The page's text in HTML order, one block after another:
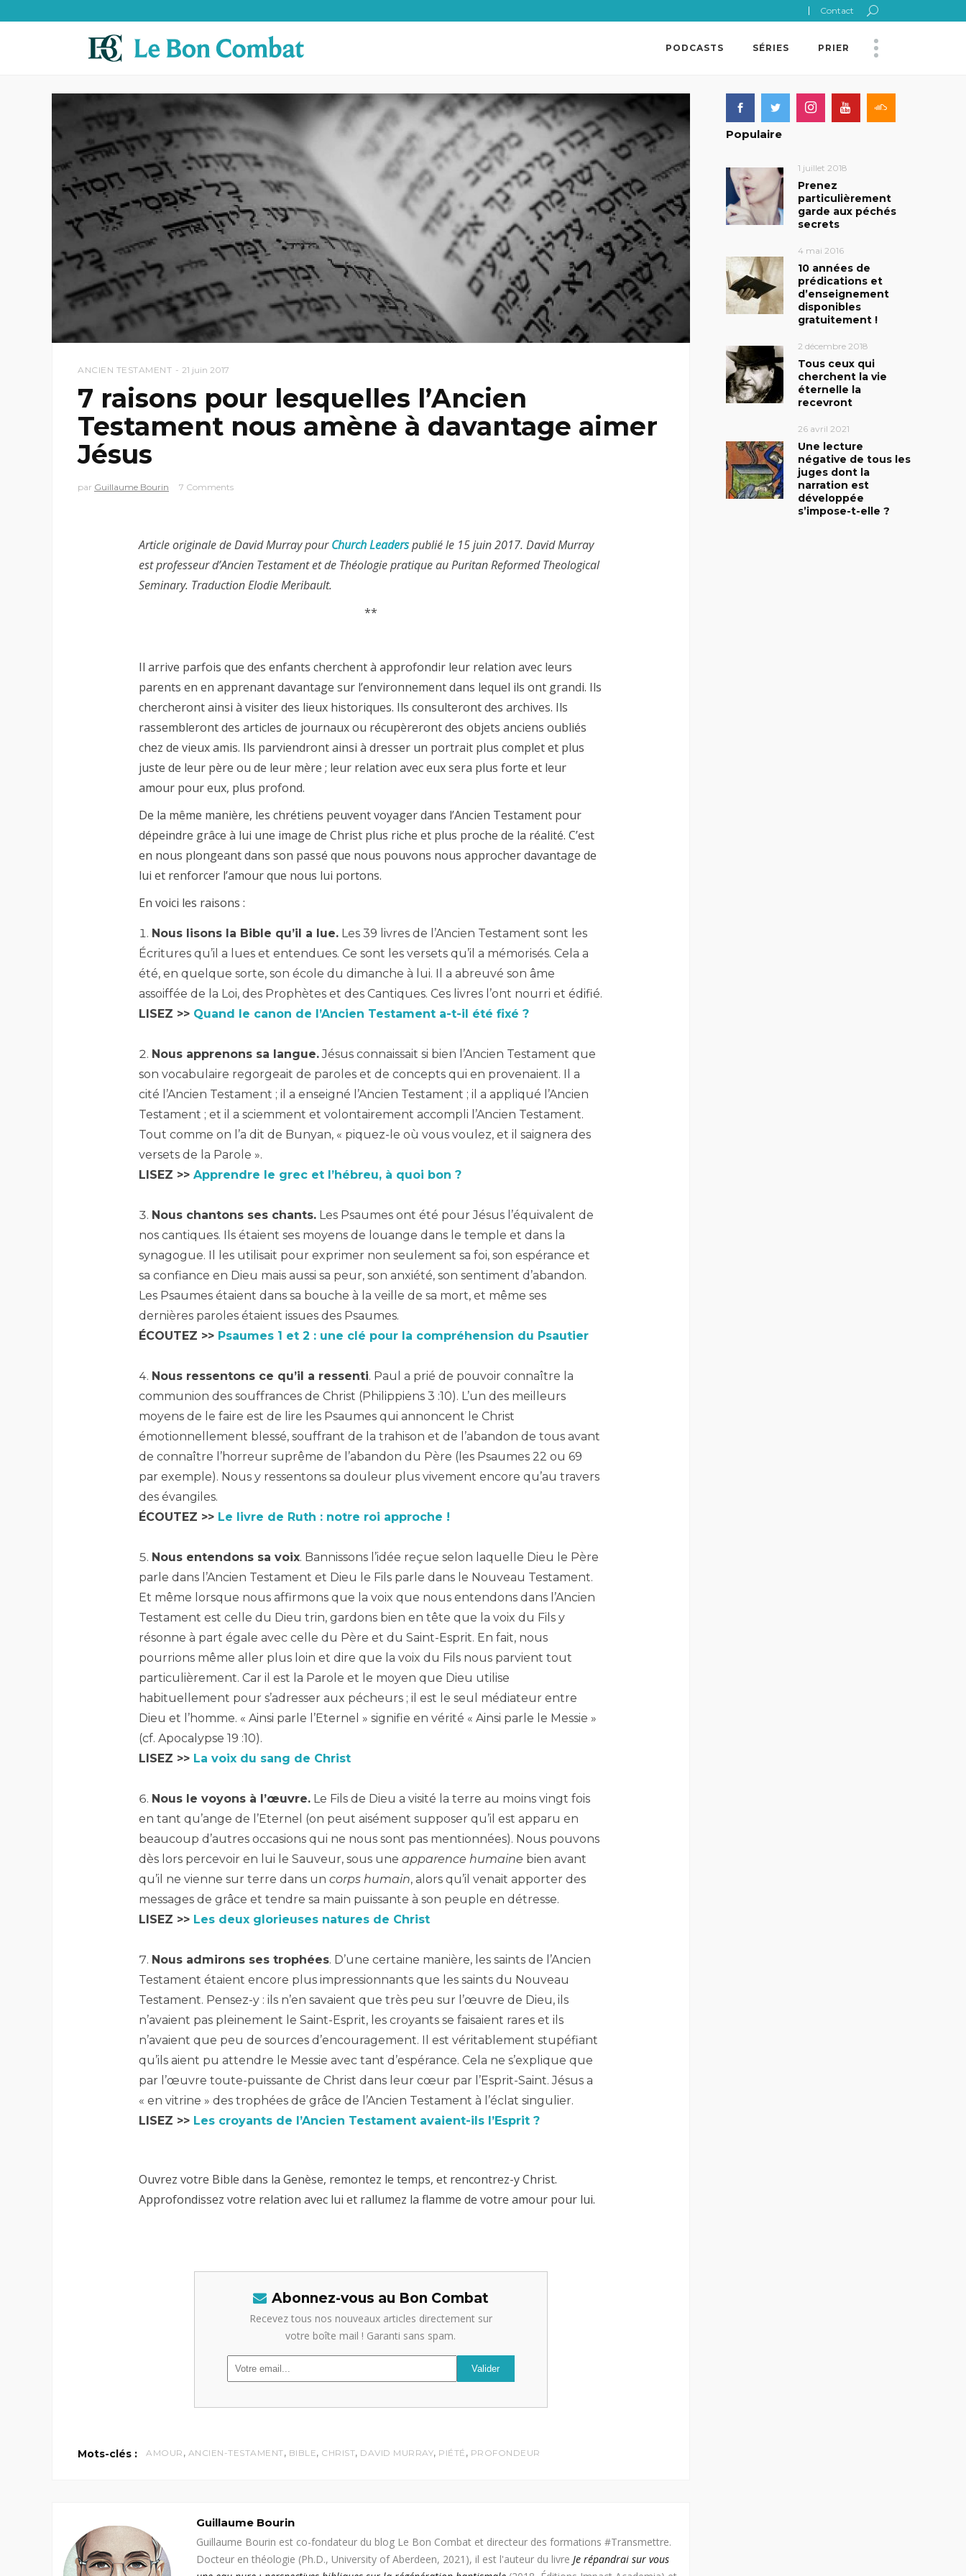
Contact
PODCASTS SÉRIES PRIER
ANCIEN TESTAMENT 21 juin 2017
7 raisons pour lesquelles l’Ancien
Testament nous amène à davantage aimer
Jésus
par Guillaume Bourin 7 Comments
Article originale de David Murray pourChurch Leaderspublié le 15 juin 2017. David Murray
est professeur d’Ancien Testament et de Théologie pratique au Puritan Reformed Theological
Seminary. Traduction Elodie Meribault.
**
Il arrive parfois que des enfants cherchent à approfondir leur relation avec leurs
parents en en apprenant davantage sur l’environnement dans lequel ils ont grandi. Ils
chercheront ainsi à visiter des lieux historiques. Ils consulteront des archives. Ils
rassembleront des articles de journaux ou récupèreront des objets anciens oubliés
chez de vieux amis. Ils parviendront ainsi à dresser un portrait plus complet et plus
juste de leur père ou de leur mère ; leur relation avec eux sera plus forte et leur
amour pour eux, plus profond.
De la même manière, les chrétiens peuvent voyager dans l’Ancien Testament pour
dépeindre grâce à lui une image de Christ plus riche et plus proche de la réalité. C’est
en nous plongeant dans son passé que nous pouvons nous approcher davantage de
lui et renforcer l’amour que nous lui portons.
En voici les raisons :
Nous lisons la Bible qu’il a lue. Les 39 livres de l’Ancien Testament sont les
Écritures qu’il a lues et entendues. Ce sont les versets qu’il a mémorisés. Cela a
été, en quelque sorte, son école du dimanche à lui. Il a abreuvé son âme
assoiffée de la Loi, des Prophètes et des Cantiques. Ces livres l’ont nourri et édifié.
LISEZ >> Quand le canon de l’Ancien Testament a-t-il été fixé ?
Nous apprenons sa langue.Jésus connaissait si bien l’Ancien Testament que
son vocabulaire regorgeait de paroles et de concepts qui en provenaient. Il a
cité l’Ancien Testament ; il a enseigné l’Ancien Testament ; il a appliqué l’Ancien
Testament ; et il a sciemment et volontairement accompli l’Ancien Testament.
Tout comme on l’a dit de Bunyan, « piquez-le où vous voulez, et il saignera des
versets de la Parole ».
LISEZ >> Apprendre le grec et l’hébreu, à quoi bon ?
Nous chantons ses chants. Les Psaumes ont été pour Jésus l’équivalent de
nos cantiques. Ils étaient ses moyens de louange dans le temple et dans la
synagogue. Il les utilisait pour exprimer non seulement sa foi, son espérance et
sa confiance en Dieu mais aussi sa peur, son anxiété, son sentiment d’abandon.
Les Psaumes étaient dans sa bouche à la veille de sa mort, et même ses
dernières paroles étaient issues des Psaumes.
ÉCOUTEZ >> Psaumes 1 et 2 : une clé pour la compréhension du Psautier
Nous ressentons ce qu’il a ressenti. Paul a prié de pouvoir connaître la
communion des souffrances de Christ (Philippiens 3 :10). L’un des meilleurs
moyens de le faire est de lire les Psaumes qui annoncent le Christ
émotionnellement blessé, souffrant de la trahison et de l’abandon de tous avant
de connaître l’horreur suprême de l’abandon du Père (les Psaumes 22 ou 69
par exemple). Nous y ressentons sa douleur plus vivement encore qu’au travers
des évangiles.
ÉCOUTEZ >> Le livre de Ruth : notre roi approche !
Nous entendons sa voix. Bannissons l’idée reçue selon laquelle Dieu le Père
parle dans l’Ancien Testament et Dieu le Fils parle dans le Nouveau Testament.
Et même lorsque nous affirmons que la voix que nous entendons dans l’Ancien
Testament est celle du Dieu trin, gardons bien en tête que la voix du Fils y
résonne à part égale avec celle du Père et du Saint-Esprit. En fait, nous
pourrions même aller plus loin et dire que la voix du Fils nous parvient tout
particulièrement. Car il est la Parole et le moyen que Dieu utilise
habituellement pour s’adresser aux pécheurs ; il est le seul médiateur entre
Dieu et l’homme. « Ainsi parle l’Eternel » signifie en vérité « Ainsi parle le Messie »
(cf. Apocalypse 19 :10).
LISEZ >> La voix du sang de Christ
Nous le voyons à l’œuvre. Le Fils de Dieu a visité la terre au moins vingt fois
en tant qu’ange de l’Eternel (on peut aisément supposer qu’il est apparu en
beaucoup d’autres occasions qui ne nous sont pas mentionnées). Nous pouvons
dès lors percevoir en lui le Sauveur, sous une apparence humaine bien avant
qu’il ne vienne sur terre dans un corps humain, alors qu’il venait apporter des
messages de grâce et tendre sa main puissante à son peuple en détresse.
LISEZ >> Les deux glorieuses natures de Christ
Nous admirons ses trophées. D’une certaine manière, les saints de l’Ancien
Testament étaient encore plus impressionnants que les saints du Nouveau
Testament. Pensez-y : ils n’en savaient que très peu sur l’œuvre de Dieu, ils
n’avaient pas pleinement le Saint-Esprit, les croyants se faisaient rares et ils
n’avaient que peu de sources d’encouragement. Il est véritablement stupéfiant
qu’ils aient pu attendre le Messie avec tant d’espérance. Cela ne s’explique que
par l’œuvre toute-puissante de Christ dans leur cœur par l’Esprit-Saint. Jésus a
« en vitrine » des trophées de grâce de l’Ancien Testament à l’éclat singulier.
LISEZ >> Les croyants de l’Ancien Testament avaient-ils l’Esprit ?
Ouvrez votre Bible dans la Genèse, remontez le temps, et rencontrez-y Christ.
Approfondissez votre relation avec lui et rallumez la flamme de votre amour pour lui.
Abonnez-vous au Bon Combat
Recevez tous nos nouveaux articles directement sur
votre boîte mail ! Garanti sans spam.
Mots-clés : AMOUR , ANCIEN-TESTAMENT, BIBLE, CHRIST, DAVID MURRAY, PIÉTÉ , PROFONDEUR
Guillaume Bourin
Guillaume Bourin est co-fondateur du blog Le Bon Combat et directeur des formations #Transmettre.
Docteur en théologie (Ph.D., University of Aberdeen, 2021), il est l'auteur du livre Je répandrai sur vous
Populaire
1 juillet 2018
Prenez
particulièrement
garde aux péchés
secrets
4 mai 2016
10 années de
prédications et
d’enseignement
disponibles
gratuitement !
2 décembre 2018
Tous ceux qui
cherchent la vie
éternelle la
recevront
26 avril 2021
Une lecture
négative de tous les
juges dont la
narration est
développée
s’impose-t-elle ?